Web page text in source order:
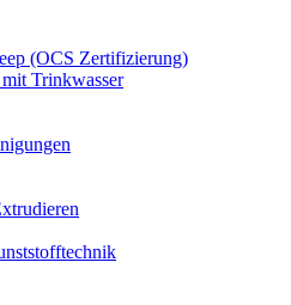
(OCS Zertifizierung)
Trinkwasser